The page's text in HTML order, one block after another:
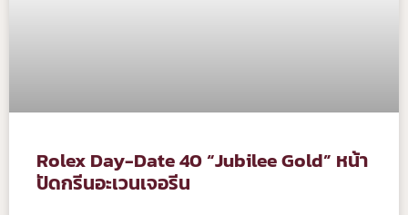
Rolex Day-Date 40 “Jubilee Gold” หน้า
ปัดกรีนอะเวนเจอรีน